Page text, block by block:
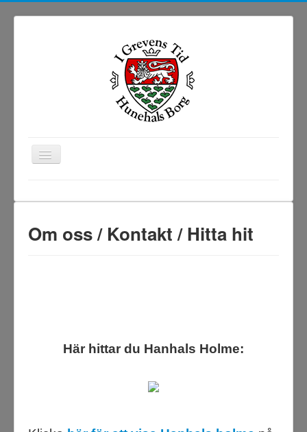
Toggle
Navigation
"I Grevens Tid"
Om oss
Om oss / Kontakt / Hitta hit
Här hittar du Hanhals Holme: